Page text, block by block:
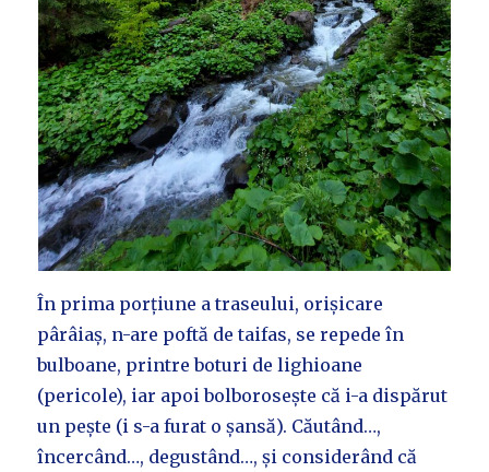
În prima porțiune a traseului, orișicare
pârâiaș, n-are poftă de taifas, se repede în
bulboane, printre boturi de lighioane
(pericole), iar apoi bolborosește că i-a dispărut
un pește (i s-a furat o șansă). Căutând…,
încercând…, degustând…, și considerând că